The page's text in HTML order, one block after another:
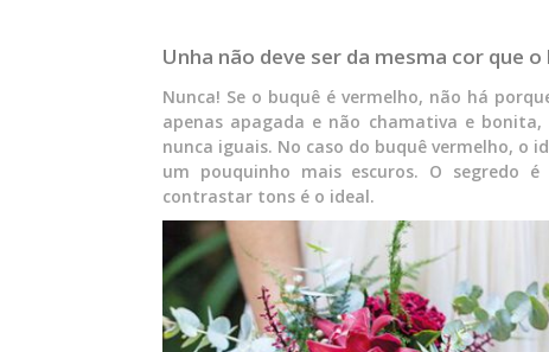
Unha não deve ser da mesma cor que o
Nunca! Se o buquê é vermelho, não há
apenas apagada e não chamativa e
nunca iguais. No caso do buquê vermelho, o
um pouquinho mais escuros. O segredo
contrastar tons é o ideal.